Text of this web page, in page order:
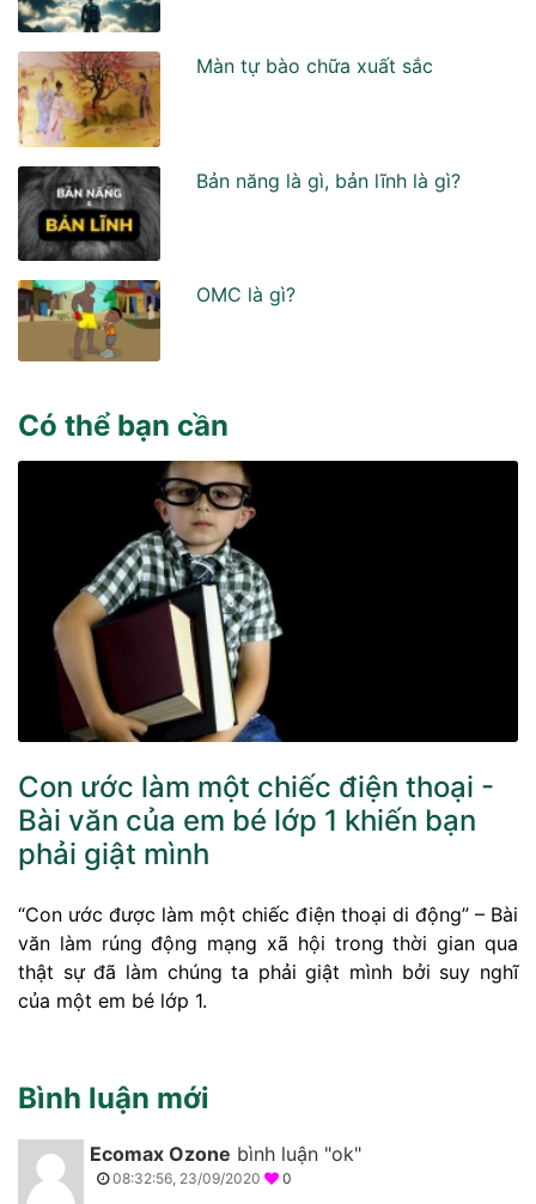
Màn tự bào chữa xuất sắc
Bản năng là gì, bản lĩnh là gì?
OMC là gì?
Có thể bạn cần
Con ước làm một chiếc điện thoại -
Bài văn của em bé lớp 1 khiến bạn
phải giật mình
“Con ước được làm một chiếc điện thoại di động” – Bài
văn làm rúng động mạng xã hội trong thời gian qua
thật sự đã làm chúng ta phải giật mình bởi suy nghĩ
của một em bé lớp 1.
Bình luận mới
Ecomax Ozone bình luận "ok"
08:32:56, 23/09/2020 0